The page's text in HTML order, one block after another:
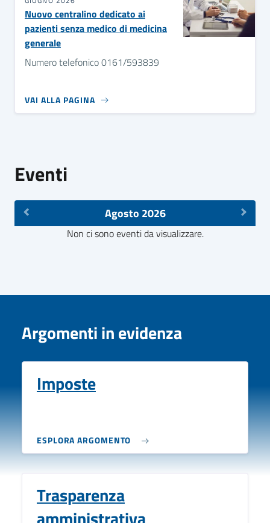
Nuovo centralino dedicato ai
pazienti senza medico di medicina
generale
Numero telefonico 0161/593839
VAI ALLA PAGINA
Eventi
Agosto 2026
Non ci sono eventi da visualizzare.
Argomenti in evidenza
Imposte
ESPLORA ARGOMENTO
Trasparenza